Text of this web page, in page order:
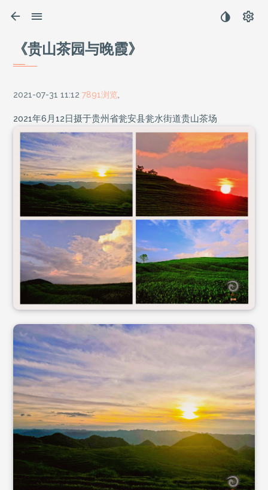
《贵山茶园与晚霞》
2021-07-31 11:12 7891浏览
2021年6月12日摄于贵州省瓮安县瓮水街道贵山茶场